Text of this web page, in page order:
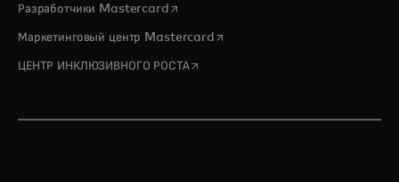
Разработчики Mastercardopens in a new tab
Маркетинговый центр Mastercardopens in a new tab
ЦЕНТР ИНКЛЮЗИВНОГО РОСТАopens in a new tab